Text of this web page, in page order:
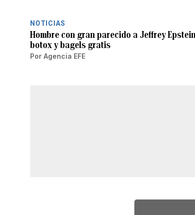
NOTICIAS
Hombre con gran parecido a Jeffrey
botox y bagels gratis
Por Agencia EFE